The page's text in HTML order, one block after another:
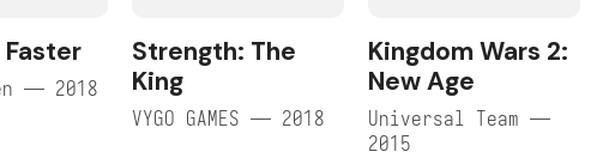
Faster
— 2018
Strength: The
King
VYGO GAMES — 2018
Kingdom Wars 2:
New Age
Universal Team —
2015